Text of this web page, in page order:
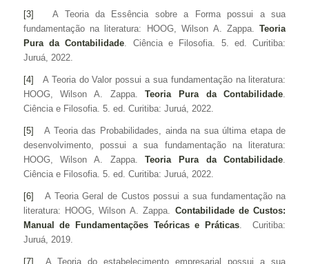
[3]
A Teoria da Essência sobre a Forma possui a sua
fundamentação na literatura: HOOG, Wilson A. Zappa.Teoria
Pura da Contabilidade. Ciência e Filosofia. 5. ed. Curitiba:
Juruá, 2022.
[4]
A Teoria do Valor possui a sua fundamentação na literatura:
HOOG, Wilson A. Zappa.Teoria Pura da Contabilidade.
Ciência e Filosofia. 5. ed. Curitiba: Juruá, 2022.
[5]
A Teoria das Probabilidades, ainda na sua última etapa de
desenvolvimento, possui a sua fundamentação na literatura:
HOOG, Wilson A. Zappa.Teoria Pura da Contabilidade.
Ciência e Filosofia. 5. ed. Curitiba: Juruá, 2022.
[6]
A Teoria Geral de Custos possui a sua fundamentação na
literatura: HOOG, Wilson A. Zappa. Contabilidade de Custos:
Manual de Fundamentações Teóricas e Práticas. Curitiba:
Juruá, 2019.
[7]
A Teoria do estabelecimento empresarial possui a sua